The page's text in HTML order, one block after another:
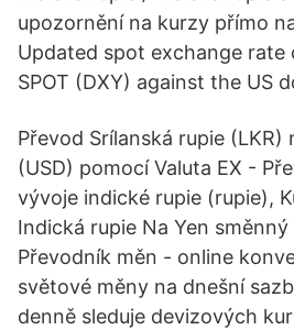
upozornění na kurzy přímo
Updated spot exchange rate
SPOT (DXY) against the US
Převod Srílanská rupie (LKR)
(USD) pomocí Valuta EX -
vývoje indické rupie (rupie),
Indická rupie Na Yen
Převodník měn - online
světové měny na dnešní
denně sleduje devizových